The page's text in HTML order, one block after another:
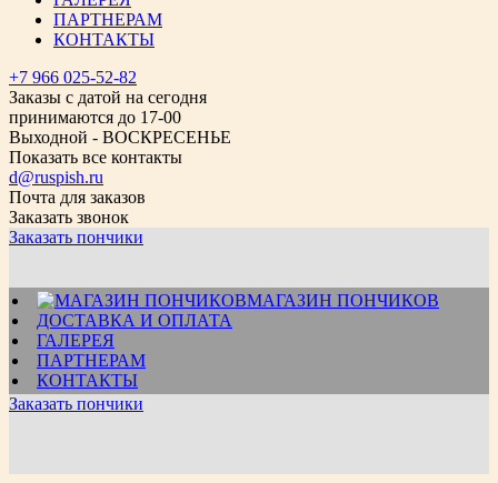
ПАРТНЕРАМ
КОНТАКТЫ
+7 966 025-52-82
Заказы с датой на сегодня
принимаются до 17-00
Выходной - ВОСКРЕСЕНЬЕ
Показать все контакты
d@ruspish.ru
Почта для заказов
Заказать звонок
Заказать пончики
МАГАЗИН ПОНЧИКОВ
ДОСТАВКА И ОПЛАТА
ГАЛЕРЕЯ
ПАРТНЕРАМ
КОНТАКТЫ
Заказать пончики